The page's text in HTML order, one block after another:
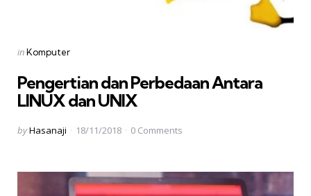
Categories
Posted
inKomputer
Pengertian dan Perbedaan Antara
LINUX dan UNIX
Posted
byHasanaji 18/11/2018 0 Comments